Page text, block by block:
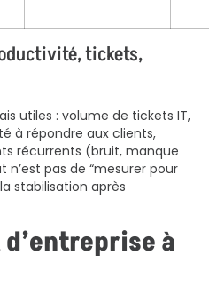
tickets,
utiles : volume de tickets IT,
à répondre aux clients,
récurrents (bruit, manque
n’est pas de “mesurer pour
stabilisation après
à